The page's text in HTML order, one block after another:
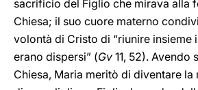
sacrificio del Figlio che mirava alla
Chiesa; il suo cuore materno
volontà di Cristo di “riunire insieme
erano dispersi” (Gv 11, 52). Avendo
Chiesa, Maria meritò di diventare la